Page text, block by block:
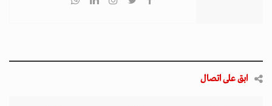
ابق على اتصال